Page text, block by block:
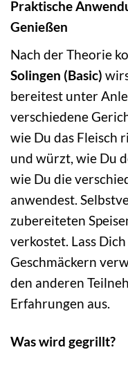
Praktische
Genießen
Nach der Theorie
Solingen (Basic)
bereitest unter
verschiedene
wie Du das Fleisch
und würzt, wie Du
wie Du die
anwendest.
zubereiteten
verkostet. Lass
Geschmäckern
den anderen
Erfahrungen aus.
Was wird gegrillt?